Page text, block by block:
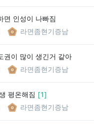
면 인성이 나빠짐
라면좀현기증남
권이 많이 생긴거 같아
라면좀현기증남
평온해짐 [1]
라면좀현기증남